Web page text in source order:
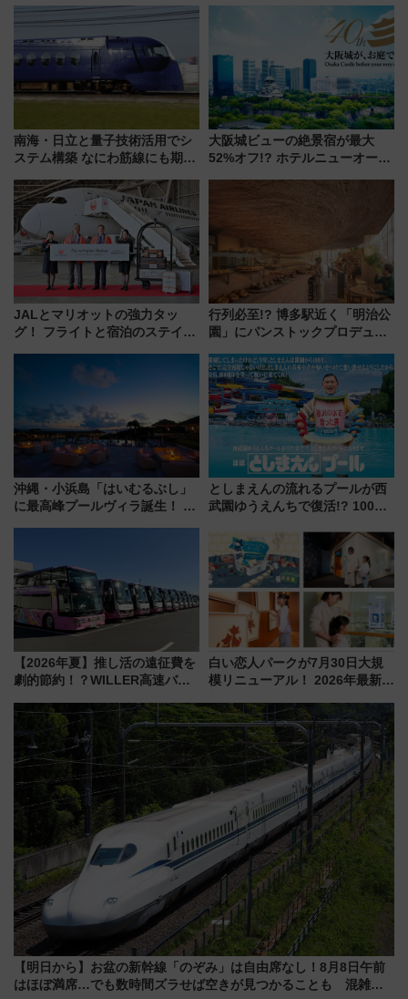
南海・日立と量子技術活用でシ
ステム構築 なにわ筋線にも期待
大阪城ビューの絶景宿が最大
52%オフ!? ホテルニューオータ
JALとマリオットの強力タッ
グ！ フライトと宿泊のステイタ
上級会員資格を効率よく獲得す
行列必至!? 博多駅近く「明治公
園」にパンストックプロデュー
オープン 秋からはビストロ営業
も！
沖縄・小浜島「はいむるぶし」
に最高峰プールヴィラ誕生！ 石
してみない？
としまえんの流れるプールが西
武園ゆうえんちで復活!? 100周
イダー」に注目 2026年夏は所
沢へ遊びに行こう
【2026年夏】推し活の遠征費を
劇的節約！？WILLER高速バス
温泉の最強ルート 予約期間・
対象路線まとめ
白い恋人パークが7月30日大規
模リニューアル！ 2026年最新の
と料金・アクセスを徹底解説
（札幌市）
【明日から】お盆の新幹線「のぞみ」は自由席なし！8月8日午前
はほぼ満席…でも数時間ズラせば空きが見つかることも 混雑避